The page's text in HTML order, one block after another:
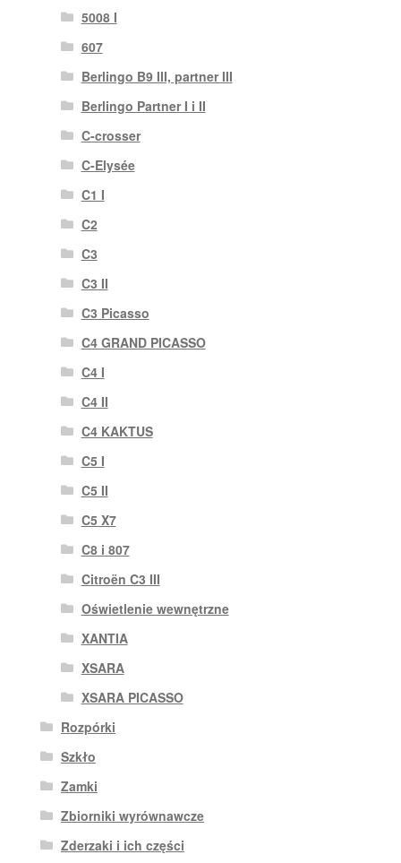
5008 I
607
Berlingo B9 III, partner III
Berlingo Partner I i II
C-crosser
C-Elysée
C1 I
C2
C3
C3 II
C3 Picasso
C4 GRAND PICASSO
C4 I
C4 II
C4 KAKTUS
C5 I
C5 II
C5 X7
C8 i 807
Citroën C3 III
Oświetlenie wewnętrzne
XANTIA
XSARA
XSARA PICASSO
Rozpórki
Szkło
Zamki
Zbiorniki wyrównawcze
Zderzaki i ich części